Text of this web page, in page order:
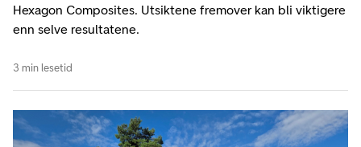
Hexagon Composites. Utsiktene fremover kan bli viktigere
enn selve resultatene.
3 min lesetid